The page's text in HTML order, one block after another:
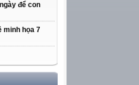
để con
minh họa 7